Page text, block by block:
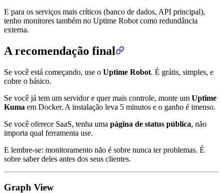
E para os serviços mais críticos (banco de dados, API principal),
tenho monitores também no Uptime Robot como redundância
externa.
A recomendação final
Se você está começando, use o Uptime Robot. É grátis, simples, e
cobre o básico.
Se você já tem um servidor e quer mais controle, monte um Uptime
Kuma em Docker. A instalação leva 5 minutos e o ganho é imenso.
Se você oferece SaaS, tenha uma página de status pública, não
importa qual ferramenta use.
E lembre-se: monitoramento não é sobre nunca ter problemas. É
sobre saber deles antes dos seus clientes.
Graph View